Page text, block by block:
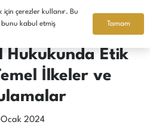
Türkçe
Hukukunda Etik
İlkeler ve
2024
için çerezler kullanır. Bu
kabul etmiş
Tamam